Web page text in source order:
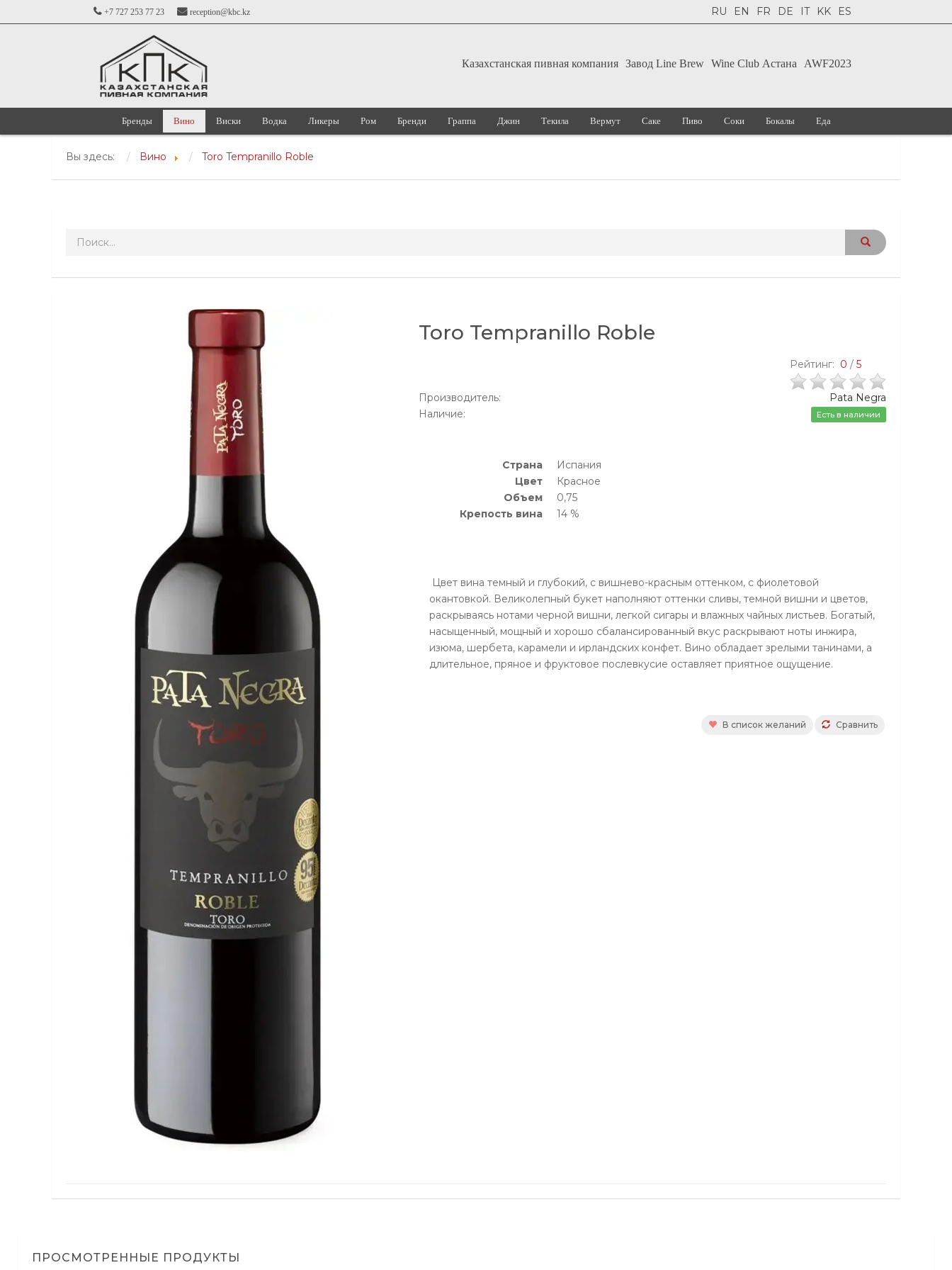
+7 727 253 77 23 reception@kbc.kz RU EN FR DE IT KK ES
Казахстанская пивная компания Завод Line Brew Wine Club Астана AWF2023
Бренды Вино Виски Водка Ликеры Ром Бренди Граппа Джин Текила Вермут Саке Пиво Соки Бокалы Еда
Вы здесь: Вино Toro Tempranillo Roble
Toro Tempranillo Roble
Рейтинг: 0 / 5
Производитель:
Pata Negra
Наличие:
Есть в наличии
Страна
Испания
Цвет
Красное
Объем
0,75
Крепость вина
14 %
Цвет вина темный и глубокий, с вишнево-красным оттенком, с фиолетовой
окантовкой. Великолепный букет наполняют оттенки сливы, темной вишни и цветов,
раскрываясь нотами черной вишни, легкой сигары и влажных чайных листьев. Богатый,
насыщенный, мощный и хорошо сбалансированный вкус раскрывают ноты инжира,
изюма, шербета, карамели и ирландских конфет. Вино обладает зрелыми танинами, а
длительное, пряное и фруктовое послевкусие оставляет приятное ощущение.
Сравнить
В список желаний
ПРОСМОТРЕННЫЕ ПРОДУКТЫ